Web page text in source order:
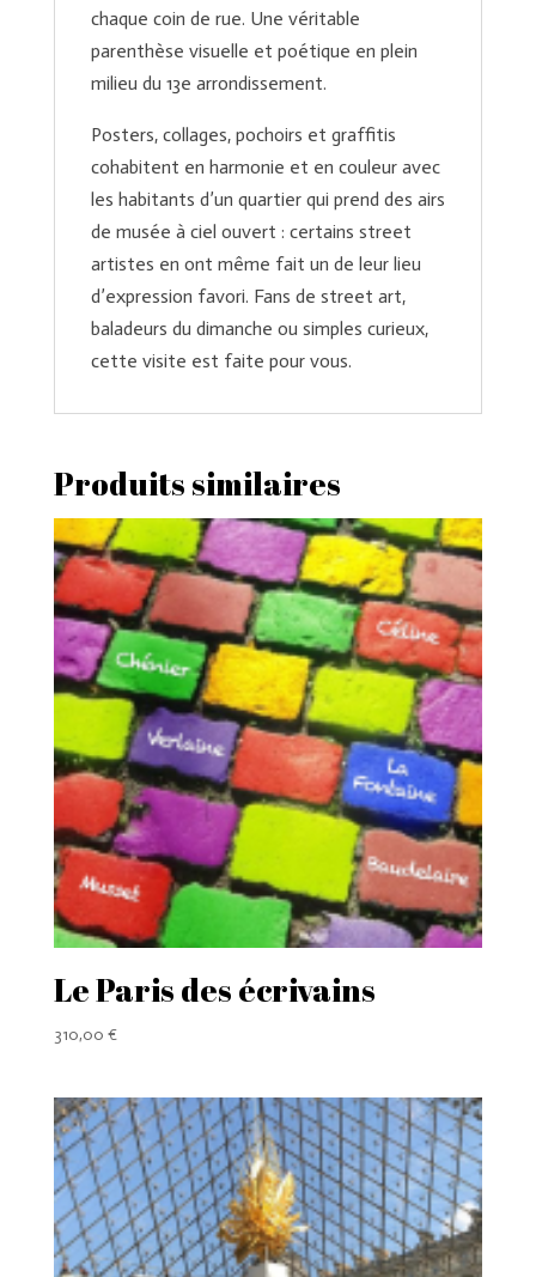
chaque coin de rue. Une véritable
parenthèse visuelle et poétique en plein
milieu du 13e arrondissement.
Posters, collages, pochoirs et graffitis
cohabitent en harmonie et en couleur avec
les habitants d’un quartier qui prend des airs
de musée à ciel ouvert : certains street
artistes en ont même fait un de leur lieu
d’expression favori. Fans de street art,
baladeurs du dimanche ou simples curieux,
cette visite est faite pour vous.
Produits similaires
Le Paris des écrivains
310,00 €